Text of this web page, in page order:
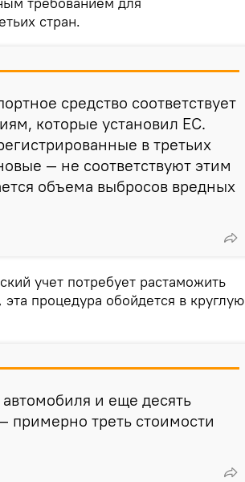
стран.
средство соответствует
которые установил ЕС.
в третьих
— не соответствуют этим
объема выбросов вредных
учет потребует растаможить
процедура обойдется в круглую
и еще десять
примерно треть стоимости